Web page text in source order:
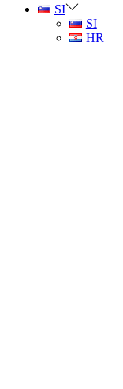
SI
SI
HR